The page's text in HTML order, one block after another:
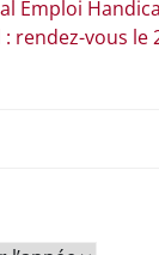
Emploi
rendez-vous le